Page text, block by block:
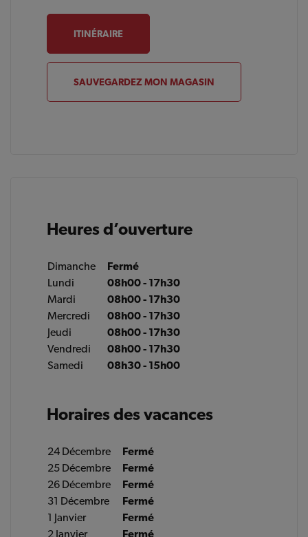
ITINÉRAIRE
SAUVEGARDEZ MON MAGASIN
Heures d’ouverture
Dimanche
Fermé
Lundi
08h00 - 17h30
Mardi
08h00 - 17h30
Mercredi
08h00 - 17h30
Jeudi
08h00 - 17h30
Vendredi
08h00 - 17h30
Samedi
08h30 - 15h00
Horaires des vacances
24 Décembre
Fermé
25 Décembre
Fermé
26 Décembre
Fermé
31 Décembre
Fermé
1 Janvier
Fermé
2 Janvier
Fermé